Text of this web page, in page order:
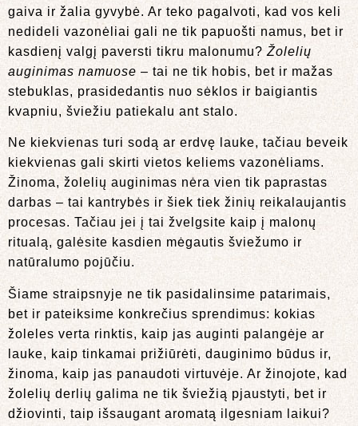
gaiva ir žalia gyvybė. Ar teko pagalvoti, kad vos keli
nedideli vazonėliai gali ne tik papuošti namus, bet ir
kasdienį valgį paversti tikru malonumu? Žolelių
auginimas namuose – tai ne tik hobis, bet ir mažas
stebuklas, prasidedantis nuo sėklos ir baigiantis
kvapniu, šviežiu patiekalu ant stalo.
Ne kiekvienas turi sodą ar erdvę lauke, tačiau beveik
kiekvienas gali skirti vietos keliems vazonėliams.
Žinoma, žolelių auginimas nėra vien tik paprastas
darbas – tai kantrybės ir šiek tiek žinių reikalaujantis
procesas. Tačiau jei į tai žvelgsite kaip į malonų
ritualą, galėsite kasdien mėgautis šviežumo ir
natūralumo pojūčiu.
Šiame straipsnyje ne tik pasidalinsime patarimais,
bet ir pateiksime konkrečius sprendimus: kokias
žoleles verta rinktis, kaip jas auginti palangėje ar
lauke, kaip tinkamai prižiūrėti, dauginimo būdus ir,
žinoma, kaip jas panaudoti virtuvėje. Ar žinojote, kad
žolelių derlių galima ne tik šviežią pjaustyti, bet ir
džiovinti, taip išsaugant aromatą ilgesniam laikui?